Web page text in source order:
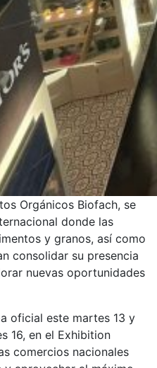
Orgánicos Biofach, se
donde las
y granos, así como
consolidar su presencia
nuevas oportunidades
oficial este martes 13 y
16, en el Exhibition
comercios nacionales